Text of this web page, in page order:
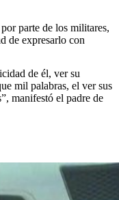
parte de los militares,
de expresarlo con
de él, ver su
mil palabras, el ver sus
manifestó el padre de